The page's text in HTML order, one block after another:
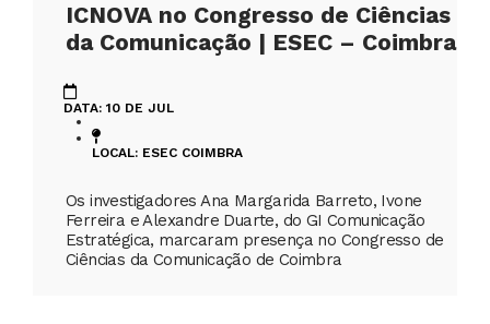
ICNOVA no Congresso de Ciências
da Comunicação | ESEC – Coimbra
DATA: 10 DE JUL
LOCAL: ESEC COIMBRA
Os investigadores Ana Margarida Barreto, Ivone
Ferreira e Alexandre Duarte, do GI Comunicação
Estratégica, marcaram presença no Congresso de
Ciências da Comunicação de Coimbra